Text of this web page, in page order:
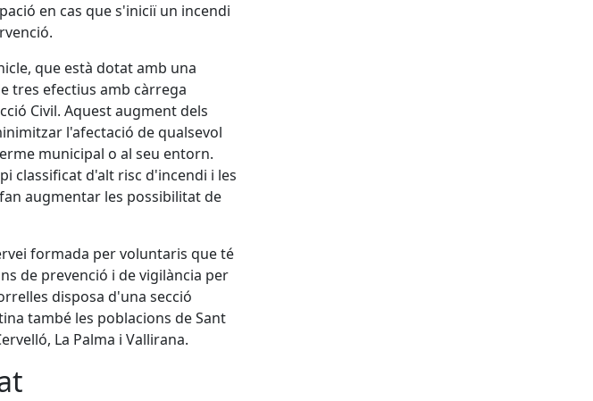
en cas que s'iniciï un incendi
que està dotat amb una
tres efectius amb càrrega
Civil. Aquest augment dels
l'afectació de qualsevol
municipal o al seu entorn.
classificat d'alt risc d'incendi i les
augmentar les possibilitat de
formada per voluntaris que té
de prevenció i de vigilància per
disposa d'una secció
també les poblacions de Sant
La Palma i Vallirana.